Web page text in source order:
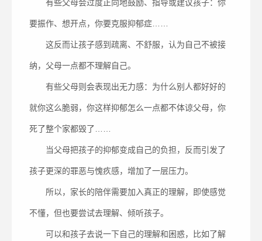
有些父母会过度正向地鼓励、指导或建议孩子：你
要振作、想开点，你要克服抑郁症……
这反而让孩子感到疏离、不舒服，认为自己不被接
纳，父母一点都不理解自己。
有些父母则会表现出无力感：为什么别人都好好的
就你这么脆弱，你这样抑郁怎么一点都不体谅父母，你
死了整个家都毁了……
当父母把孩子的抑郁变成自己的负担，反而引发了
孩子更深的罪恶与愧疚感，增加了一层压力。
所以，家长的陪伴需要加入真正的理解，即使感觉
不懂，但也要尝试去理解、倾听孩子。
可以和孩子去说一下自己的理解和困惑，比如了解